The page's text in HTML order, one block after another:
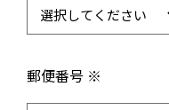
郵便番号 ※